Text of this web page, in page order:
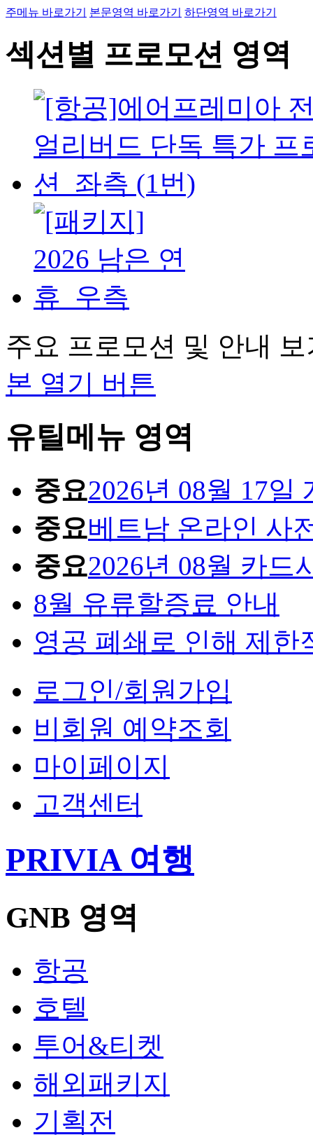
주메뉴 바로가기 본문영역 바로가기 하단영역 바로가기
섹션별 프로모션 영역
주요 프로모션 및 안내 보
본 열기 버튼
유틸메뉴 영역
중요2026년 08월 17일
중요베트남 온라인 사
중요2026년 08월 카드
8월 유류할증료 안내
영공 폐쇄로 인해 제한
로그인/회원가입
비회원 예약조회
마이페이지
고객센터
PRIVIA 여행
GNB 영역
항공
호텔
투어&티켓
해외패키지
기획전